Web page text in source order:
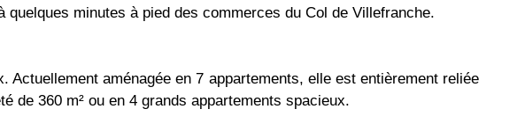
minutes à pied des commerces du Col de Villefranche.
Actuellement aménagée en 7 appartements, elle est entièrement reliée
de 360 m² ou en 4 grands appartements spacieux.